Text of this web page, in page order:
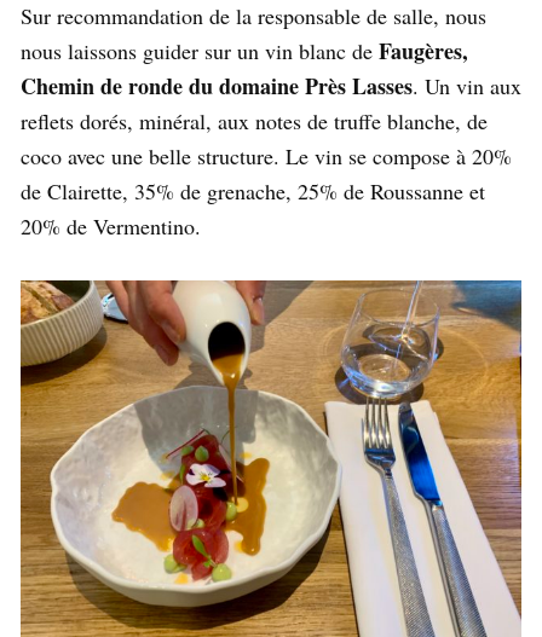
Sur recommandation de la responsable de salle, nous
nous laissons guider sur un vin blanc de Faugères,
Chemin de ronde du domaine Près Lasses. Un vin aux
reflets dorés, minéral, aux notes de truffe blanche, de
coco avec une belle structure. Le vin se compose à 20%
de Clairette, 35% de grenache, 25% de Roussanne et
20% de Vermentino.